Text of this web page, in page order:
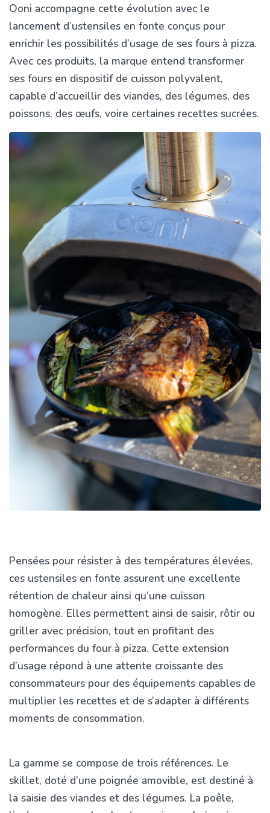
Ooni accompagne cette évolution avec le
lancement d’ustensiles en fonte conçus pour
enrichir les possibilités d’usage de ses fours à pizza.
Avec ces produits, la marque entend transformer
ses fours en dispositif de cuisson polyvalent,
capable d’accueillir des viandes, des légumes, des
poissons, des œufs, voire certaines recettes sucrées.
Pensées pour résister à des températures élevées,
ces ustensiles en fonte assurent une excellente
rétention de chaleur ainsi qu’une cuisson
homogène. Elles permettent ainsi de saisir, rôtir ou
griller avec précision, tout en profitant des
performances du four à pizza. Cette extension
d’usage répond à une attente croissante des
consommateurs pour des équipements capables de
multiplier les recettes et de s’adapter à différents
moments de consommation.
La gamme se compose de trois références. Le
skillet, doté d’une poignée amovible, est destiné à
la saisie des viandes et des légumes. La poêle,